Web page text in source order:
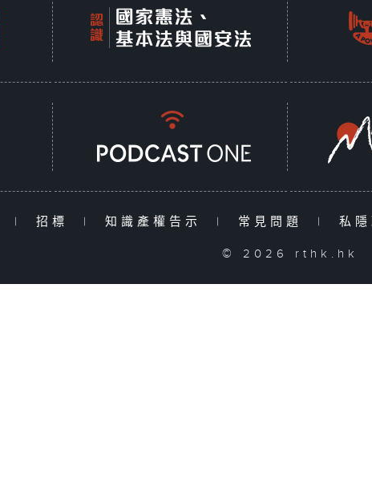
| 招標 | 知識產權告示 | 常見問題 | 私
© 2026 rthk.hk